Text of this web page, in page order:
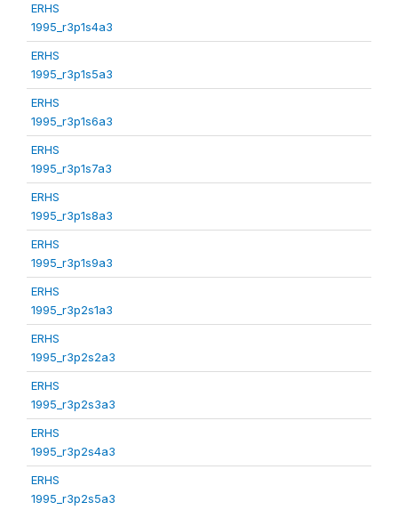
ERHS
1995_r3p1s4a3
ERHS
1995_r3p1s5a3
ERHS
1995_r3p1s6a3
ERHS
1995_r3p1s7a3
ERHS
1995_r3p1s8a3
ERHS
1995_r3p1s9a3
ERHS
1995_r3p2s1a3
ERHS
1995_r3p2s2a3
ERHS
1995_r3p2s3a3
ERHS
1995_r3p2s4a3
ERHS
1995_r3p2s5a3